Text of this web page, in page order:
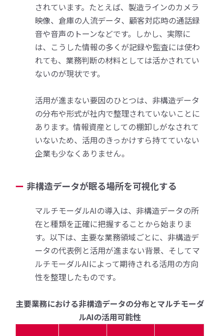
されています。たとえば、製造ラインのカメラ
映像、倉庫の人流データ、顧客対応時の通話録
音や音声のトーンなどです。しかし、実際に
は、こうした情報の多くが記録や監査には使わ
れても、業務判断の材料としては活かされてい
ないのが現状です。
活用が進まない要因のひとつは、非構造データ
の分布や形式が社内で整理されていないことに
あります。情報資産としての棚卸しがなされて
いないため、活用のきっかけすら持てていない
企業も少なくありません。
非構造データが眠る場所を可視化する
マルチモーダルAIの導入は、非構造データの所
在と種類を正確に把握することから始まりま
す。以下は、主要な業務領域ごとに、非構造デ
ータの代表例と活用が進まない背景、そしてマ
ルチモーダルAIによって期待される活用の方向
性を整理したものです。
主要業務における非構造データの分布とマルチモーダ
ルAIの活用可能性